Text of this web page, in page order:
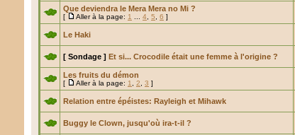
Que deviendra le Mera Mera no Mi ?
[ Aller à la page: 1 4 5 6 ]
Le Haki
[ Sondage ] Et si... Crocodile était une femme à l'origine ?
Les fruits du démon
[ Aller à la page: 1 2 3 ]
Relation entre épéistes: Rayleigh et Mihawk
Buggy le Clown, jusqu'où ira-t-il ?